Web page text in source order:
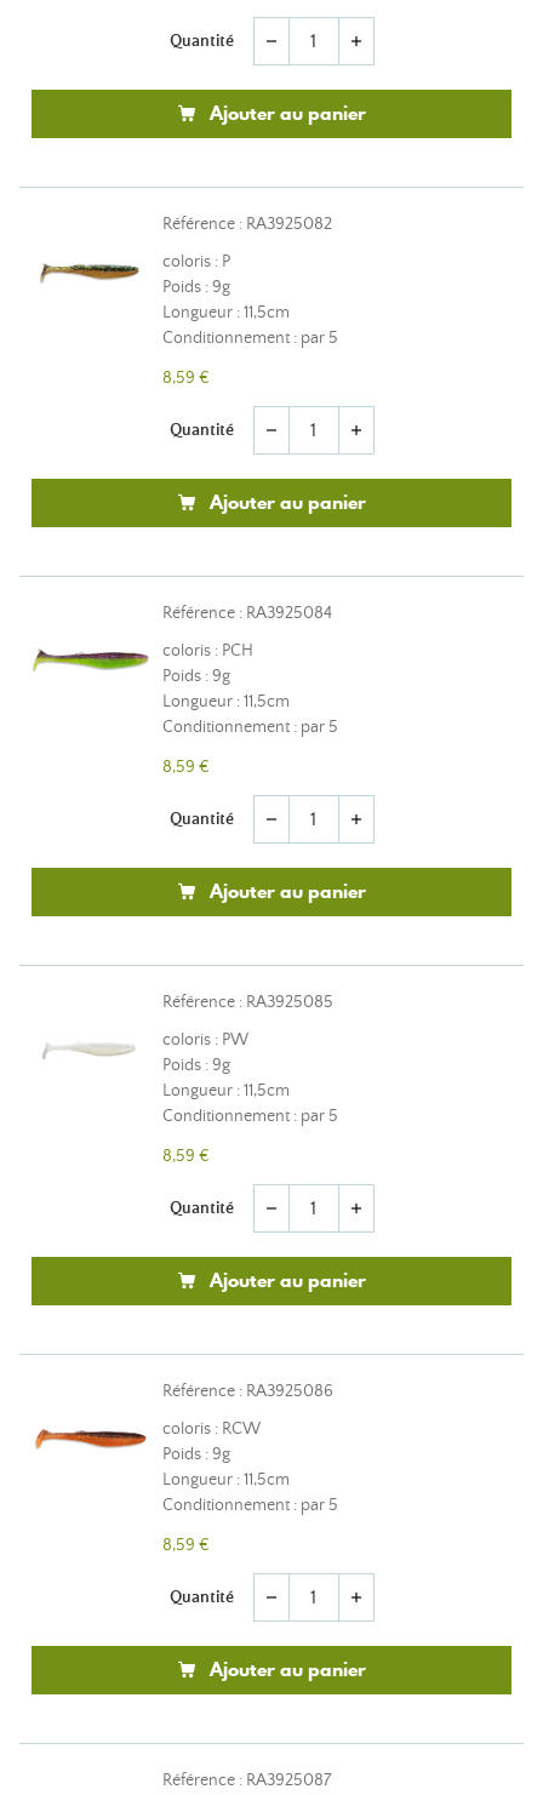
Quantité remove add
Ajouter au panier
Référence : RA3925082
coloris : P
Poids : 9g
Longueur : 11,5cm
Conditionnement : par 5
8,59 €
Quantité remove add
Ajouter au panier
Référence : RA3925084
coloris : PCH
Poids : 9g
Longueur : 11,5cm
Conditionnement : par 5
8,59 €
Quantité remove add
Ajouter au panier
Référence : RA3925085
coloris : PW
Poids : 9g
Longueur : 11,5cm
Conditionnement : par 5
8,59 €
Quantité remove add
Ajouter au panier
Référence : RA3925086
coloris : RCW
Poids : 9g
Longueur : 11,5cm
Conditionnement : par 5
8,59 €
Quantité remove add
Ajouter au panier
Référence : RA3925087